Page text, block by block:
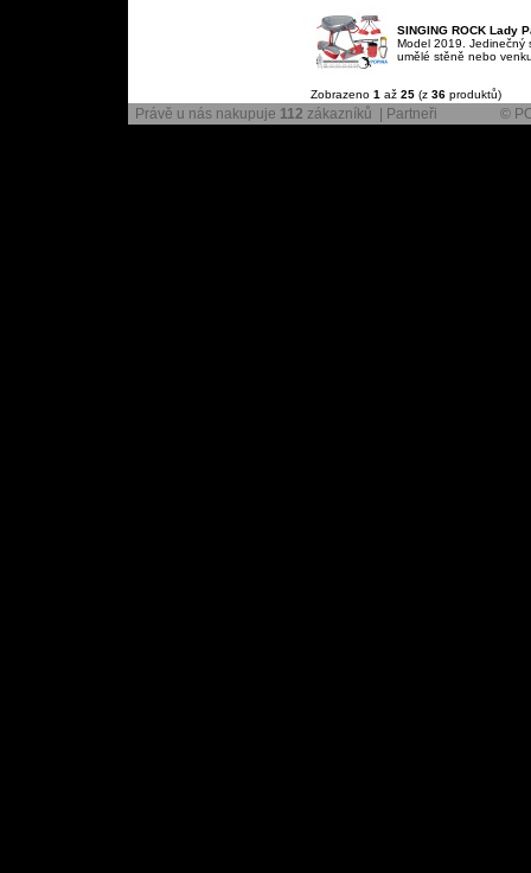
SINGING ROCK Lady
Model 2019. Jedinečný
umělé stěně nebo
Zobrazeno 1 až 25(z 36produktů)
Právě u nás nakupuje 112 zákazníků | Partneři ©